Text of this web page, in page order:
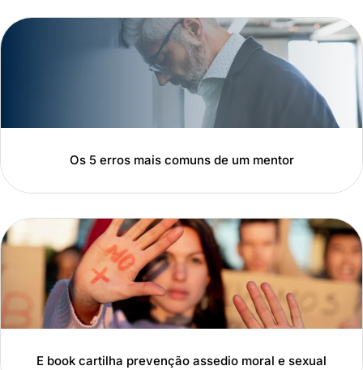
Os 5 erros mais comuns de um mentor
E book cartilha prevenção assedio moral e sexual